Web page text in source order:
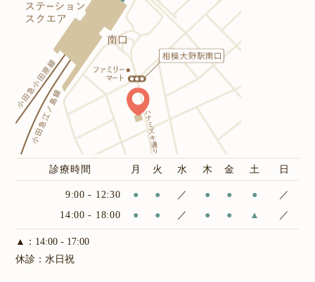
診療時間 月 火 水 木 金 土 日
9:00 - 12:30 ● ● ／ ● ● ●
／
14:00 - 18:00
● ● ／ ● ● ▲ ／
▲：14:00 - 17:00
休診：水日祝